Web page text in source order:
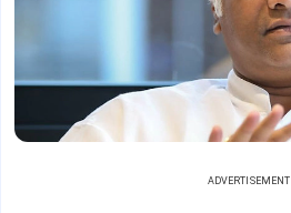
ADVERTISEMENT